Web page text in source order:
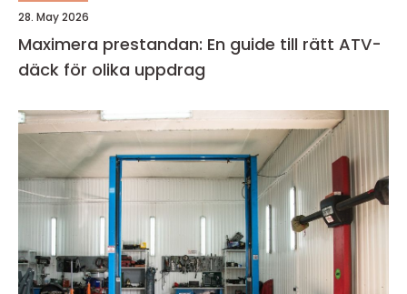
28. May 2026
Maximera prestandan: En guide till rätt ATV-
däck för olika uppdrag